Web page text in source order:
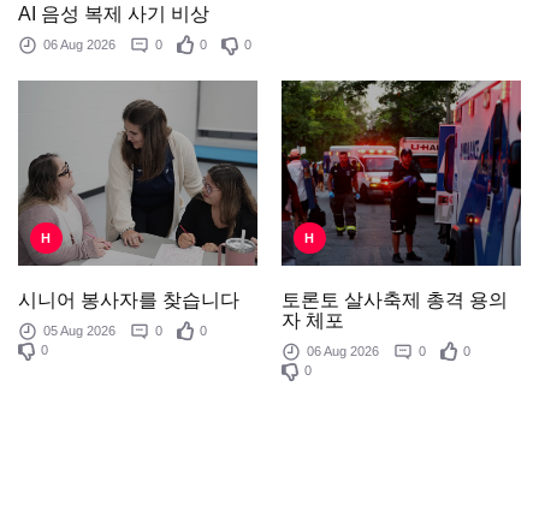
AI 음성 복제 사기 비상
06 Aug 2026 0 0 0
H
시니어 봉사자를 찾습니다
05 Aug 2026 0
0
0
H
토론토 살사축제 총격 용의
자 체포
06 Aug 2026 0
0
0